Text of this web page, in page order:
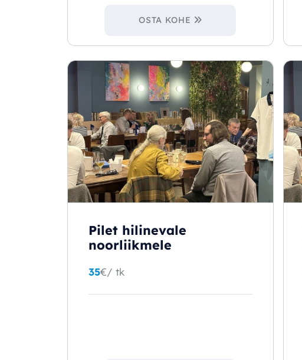
OSTA KOHE
Pilet hilinevale
noorliikmele
35€/ tk